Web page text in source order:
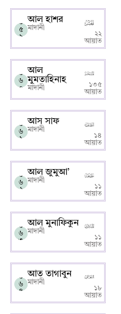
০
৫
৯
আল হাশর
মাদানী
২২
আয়াত
০
৬
০
আল
মুমতাহিনাহ
মাদানী
১৩৫
আয়াত
০
৬
১
আস সাফ
মাদানী
১৪
আয়াত
০
৬
২
আল জুমুআ’
মাদানী
১১
আয়াত
০
৬
৩
আল মুনাফিকুন
মাদানী
১১
আয়াত
০
৬
৪
আত তাগাবুন
মাদানী
১৮
আয়াত